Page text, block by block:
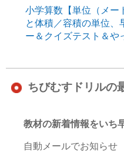
小学算数【単位（メー
と体積／容積の単位、
ー＆クイズテスト＆や
ちびむすドリルの
教材の新着情報をいち
自動メールでお知らせ